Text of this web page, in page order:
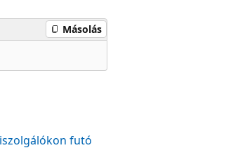
Másolás
futó